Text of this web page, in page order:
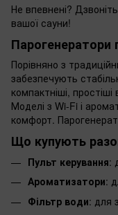
Не впевнені?
вашої сауни!
Парогенератори
Порівняно з
забезпечують
компактніші,
Моделі з Wi-Fi і
комфорт.
Що купують
Пульт керування:
Ароматизатори:
Фільтр води: для